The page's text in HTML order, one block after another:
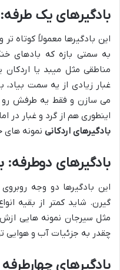
بادگیرهای یک طرفه:
این بادگیرها معمولاً کوتاه
به سمتی بازه که بادهای
مناطقی مثل میبد یا
غبار زیادی از یه سمت
می سازن و فقط یه طرفش رو
اینطوری هم از گرد و غبار
بادگیرهای اردکانی نمونه های
بادگیرهای
این بادگیرها دو وجه
گیرن. شاید کمتر از بقیه
مثل سیرجان نمونه هایی
چقدر به جزئیات آب و هوایی
بادگیرهای